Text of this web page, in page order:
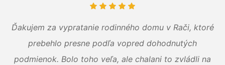
Ďakujem za vypratanie rodinného domu v Rači, ktoré
prebehlo presne podľa vopred dohodnutých
podmienok. Bolo toho veľa, ale chalani to zvládli na